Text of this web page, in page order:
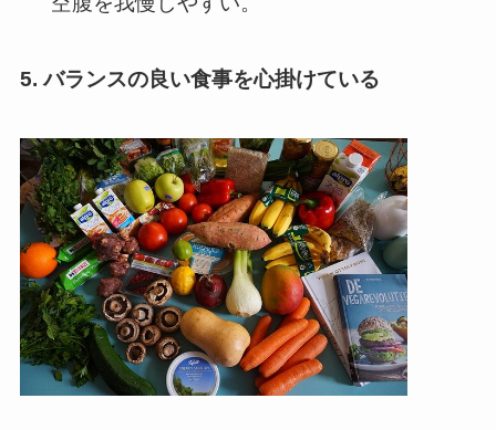
5. バランスの良い食事を心掛けている